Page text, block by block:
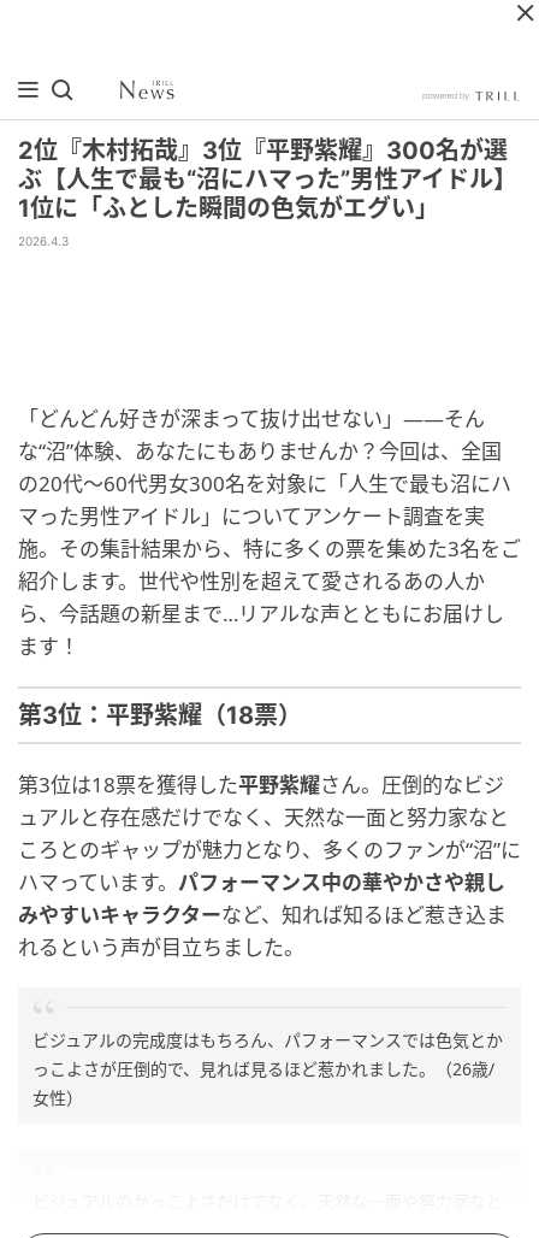
2位『木村拓哉』3位『平野紫耀』300名が選
ぶ【人生で最も“沼にハマった”男性アイドル】
1位に「ふとした瞬間の色気がエグい」
2026.4.3
「どんどん好きが深まって抜け出せない」――そん
な“沼”体験、あなたにもありませんか？今回は、全国
の20代〜60代男女300名を対象に「人生で最も沼にハ
マった男性アイドル」についてアンケート調査を実
施。その集計結果から、特に多くの票を集めた3名をご
紹介します。世代や性別を超えて愛されるあの人か
ら、今話題の新星まで…リアルな声とともにお届けし
ます！
第3位：平野紫耀（18票）
第3位は18票を獲得した平野紫耀さん。圧倒的なビジ
ュアルと存在感だけでなく、天然な一面と努力家なと
ころとのギャップが魅力となり、多くのファンが“沼”に
ハマっています。 パフォーマンス中の華やかさや親し
みやすいキャラクターなど、知れば知るほど惹き込ま
れるという声が目立ちました。
ビジュアルの完成度はもちろん、パフォーマンスでは色気とか
っこよさが圧倒的で、見れば見るほど惹かれました。（26歳/
女性）
ころとのギャップに惹かれて、気づけばどんどん好きになって